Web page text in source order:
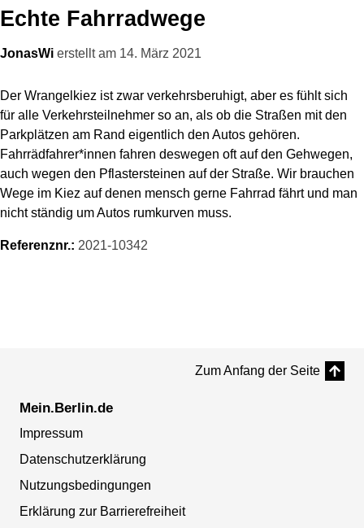
Echte Fahrradwege
JonasWi erstellt am 14. März 2021
Der Wrangelkiez ist zwar verkehrsberuhigt, aber es fühlt sich
für alle Verkehrsteilnehmer so an, als ob die Straßen mit den
Parkplätzen am Rand eigentlich den Autos gehören.
Fahrrädfahrer*innen fahren deswegen oft auf den Gehwegen,
auch wegen den Pflastersteinen auf der Straße. Wir brauchen
Wege im Kiez auf denen mensch gerne Fahrrad fährt und man
nicht ständig um Autos rumkurven muss.
Referenznr.: 2021-10342
Zum Anfang der Seite
Mein.Berlin.de
Impressum
Datenschutzerklärung
Nutzungsbedingungen
Erklärung zur Barrierefreiheit